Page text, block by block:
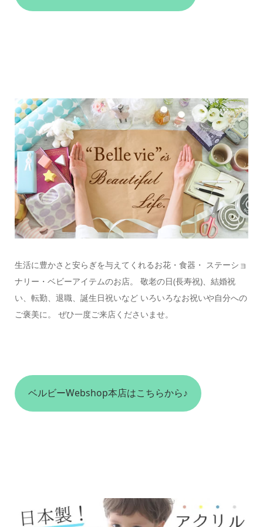
生活に豊かさと安らぎを与えてくれるお花・食器・ ステーショ
ナリー・ベビーアイテムのお店。 敬老の日(長寿祝)、結婚祝
い、転勤、退職、誕生日祝いなど いろいろなお祝いや自分への
ご褒美に。 ぜひ一度ご来店くださいませ。
ベルビーWebshop本店はこちらから♪